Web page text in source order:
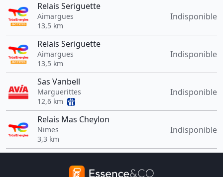
Relais Seriguette
Aimargues
13,5 km
Indisponible
Relais Seriguette
Aimargues
13,5 km
Indisponible
Sas Vanbell
Marguerittes
12,6 km
Indisponible
Relais Mas Cheylon
Nimes
3,3 km
Indisponible